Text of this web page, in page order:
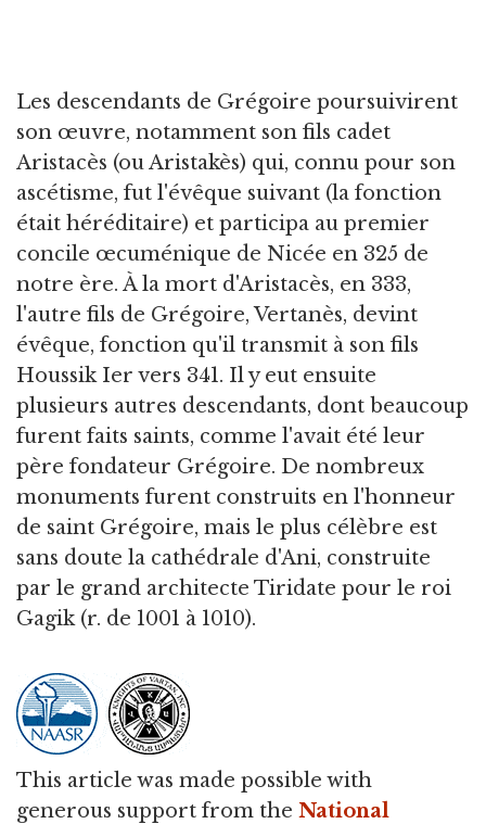
Les descendants de Grégoire poursuivirent
son œuvre, notamment son fils cadet
Aristacès (ou Aristakès) qui, connu pour son
ascétisme, fut l'évêque suivant (la fonction
était héréditaire) et participa au premier
concile œcuménique de Nicée en 325 de
notre ère. À la mort d'Aristacès, en 333,
l'autre fils de Grégoire, Vertanès, devint
évêque, fonction qu'il transmit à son fils
Houssik Ier vers 341. Il y eut ensuite
plusieurs autres descendants, dont beaucoup
furent faits saints, comme l'avait été leur
père fondateur Grégoire. De nombreux
monuments furent construits en l'honneur
de saint Grégoire, mais le plus célèbre est
sans doute la cathédrale d'Ani, construite
par le grand architecte Tiridate pour le roi
Gagik (r. de 1001 à 1010).
This article was made possible with
generous support from the National